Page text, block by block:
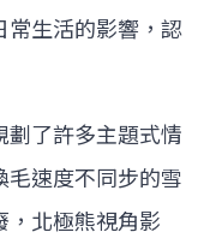
常生活的影響，認
劃了許多主題式情
毛速度不同步的雪
，北極熊視角影